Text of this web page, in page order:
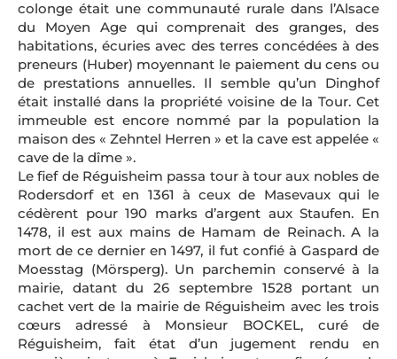
colonge était une communauté rurale dans l’Alsace
du Moyen Age qui comprenait des granges, des
habitations, écuries avec des terres concédées à des
preneurs (Huber) moyennant le paiement du cens ou
de prestations annuelles. Il semble qu’un Dinghof
était installé dans la propriété voisine de la Tour. Cet
immeuble est encore nommé par la population la
maison des « Zehntel Herren » et la cave est appelée «
cave de la dîme ».
Le fief de Réguisheim passa tour à tour aux nobles de
Rodersdorf et en 1361 à ceux de Masevaux qui le
cédèrent pour 190 marks d’argent aux Staufen. En
1478, il est aux mains de Hamam de Reinach. A la
mort de ce dernier en 1497, il fut confié à Gaspard de
Moesstag (Mörsperg). Un parchemin conservé à la
mairie, datant du 26 septembre 1528 portant un
cachet vert de la mairie de Réguisheim avec les trois
cœurs adressé à Monsieur BOCKEL, curé de
Réguisheim, fait état d’un jugement rendu en